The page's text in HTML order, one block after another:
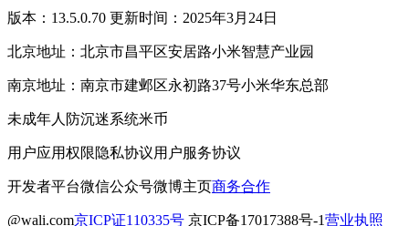
版本：13.5.0.70 更新时间：2025年3月24日
北京地址：北京市昌平区安居路小米智慧产业园
南京地址：南京市建邺区永初路37号小米华东总部
未成年人防沉迷系统米币
用户应用权限隐私协议用户服务协议
开发者平台微信公众号微博主页商务合作
@wali.com京ICP证110335号 京ICP备17017388号-1营业执照